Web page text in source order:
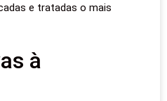
e tratadas o mais
à